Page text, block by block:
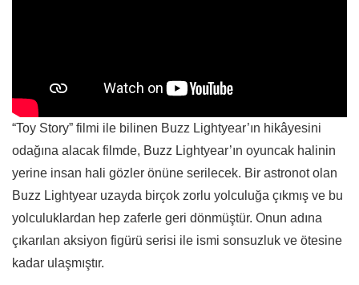
“Toy Story” filmi ile bilinen Buzz Lightyear’ın hikâyesini
odağına alacak filmde, Buzz Lightyear’ın oyuncak halinin
yerine insan hali gözler önüne serilecek. Bir astronot olan
Buzz Lightyear uzayda birçok zorlu yolculuğa çıkmış ve bu
yolculuklardan hep zaferle geri dönmüştür. Onun adına
çıkarılan aksiyon figürü serisi ile ismi sonsuzluk ve ötesine
kadar ulaşmıştır.